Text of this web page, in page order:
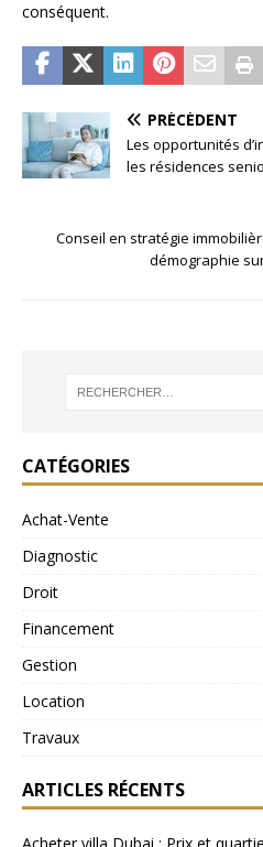
conséquent.
PRÉCÉDENT
Les opportunités
les résidences
Conseil en stratégie
démographie
CATÉGORIES
Achat-Vente
Diagnostic
Droit
Financement
Gestion
Location
Travaux
ARTICLES RÉCENTS